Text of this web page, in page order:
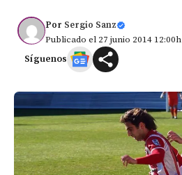
Por Sergio Sanz
Publicado el 27 junio 2014 12:00h
Síguenos